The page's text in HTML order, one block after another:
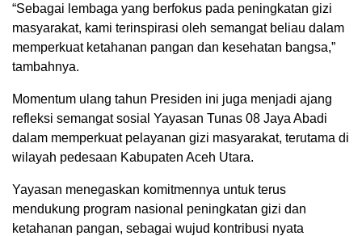
“Sebagai lembaga yang berfokus pada peningkatan gizi
masyarakat, kami terinspirasi oleh semangat beliau dalam
memperkuat ketahanan pangan dan kesehatan bangsa,”
tambahnya.
Momentum ulang tahun Presiden ini juga menjadi ajang
refleksi semangat sosial Yayasan Tunas 08 Jaya Abadi
dalam memperkuat pelayanan gizi masyarakat, terutama di
wilayah pedesaan Kabupaten Aceh Utara.
Yayasan menegaskan komitmennya untuk terus
mendukung program nasional peningkatan gizi dan
ketahanan pangan, sebagai wujud kontribusi nyata